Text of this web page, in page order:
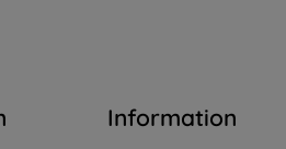
Information